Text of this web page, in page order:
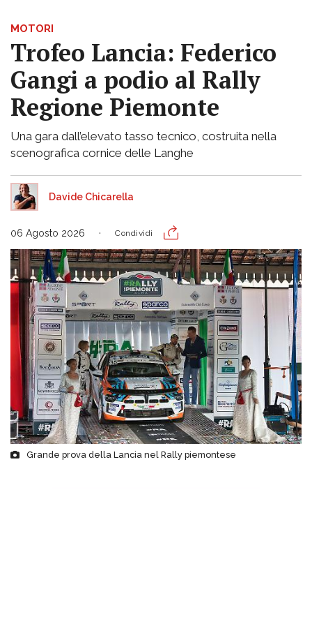
MOTORI
Trofeo Lancia: Federico
Gangi a podio al Rally
Regione Piemonte
Una gara dall’elevato tasso tecnico, costruita nella
scenografica cornice delle Langhe
Davide Chicarella
06 Agosto 2026 Condividi
Grande prova della Lancia nel Rally piemontese